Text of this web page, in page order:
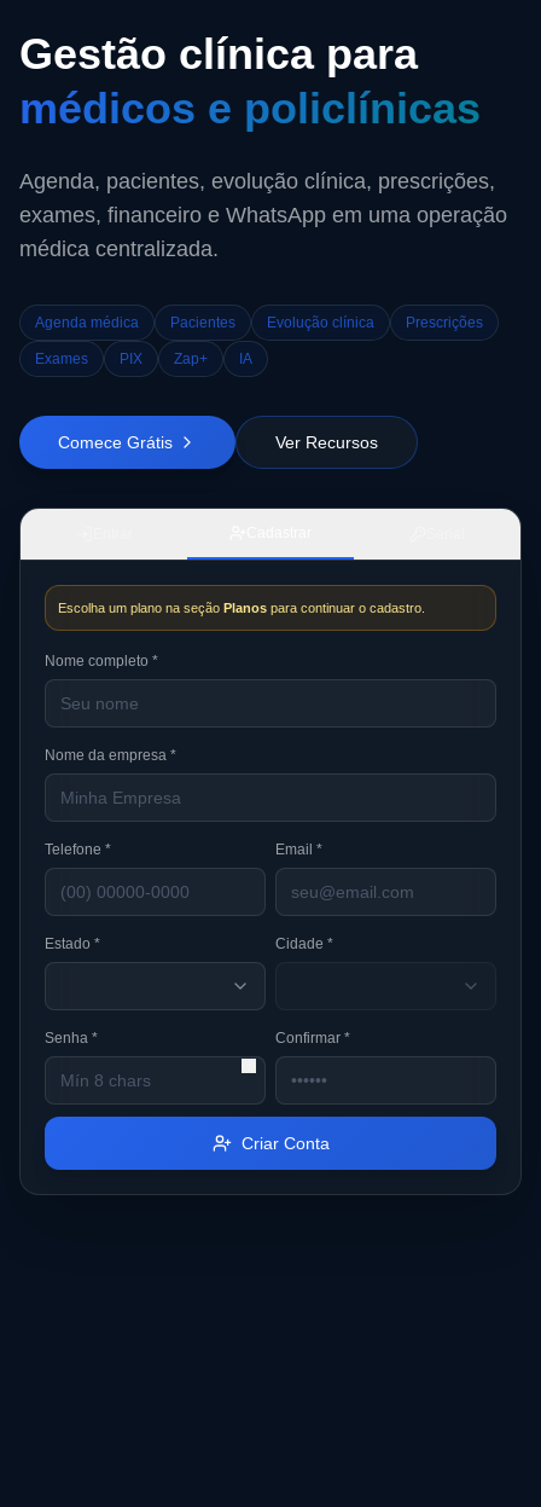
Gestão clínica para
médicos e policlínicas
Agenda, pacientes, evolução clínica, prescrições,
exames, financeiro e WhatsApp em uma operação
médica centralizada.
Agenda médica Pacientes Evolução clínica Prescrições
Exames PIX Zap+ IA
Comece Grátis Ver Recursos
Escolha um plano na seção Planos para continuar o cadastro.
Nome completo *
Nome da empresa *
Telefone * Email *
Estado * Cidade *
Senha * Confirmar *
Criar Conta